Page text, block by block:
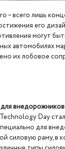
– всего лишь
его
могут
автомобилях
их лобовое
внедорожников
Day
для
силовую раму, в